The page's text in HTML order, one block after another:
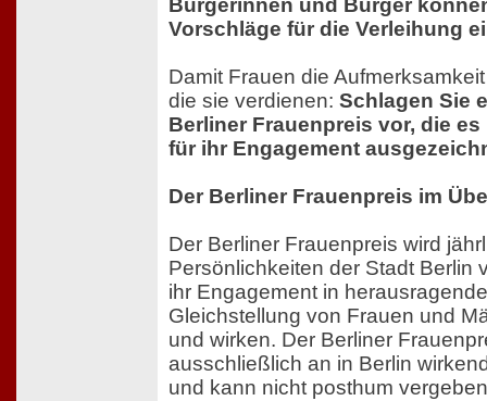
Bürgerinnen und Bürger
Vorschläge für die Verleihung
Damit Frauen die
die sie verdienen: Schlagen Sie
Berliner Frauenpreis vor, die
für ihr Engagement
Der Berliner Frauenpreis im
Der Berliner Frauenpreis wird
Persönlichkeiten der Stadt Berlin
ihr Engagement in
Gleichstellung von Frauen und
und wirken. Der Berliner
ausschließlich an in Berlin
und kann nicht posthum